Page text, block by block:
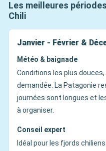
Les meilleures
Chili
Janvier - Février &
Météo & baignade
Conditions les plus
demandée. La Patagonie
journées sont longues et
à organiser.
Conseil expert
Idéal pour les fjords